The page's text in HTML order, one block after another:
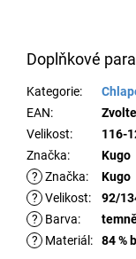
Doplňkové
Kategorie:
EAN:
Velikost:
116-
Značka:
Kugo
? Značka:
Kugo
? Velikost:
92/
?
Barva:
?
Materiál : 84 %